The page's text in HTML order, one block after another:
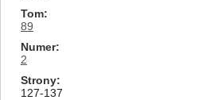
Tom
89
Numer
2
Strony
127-137